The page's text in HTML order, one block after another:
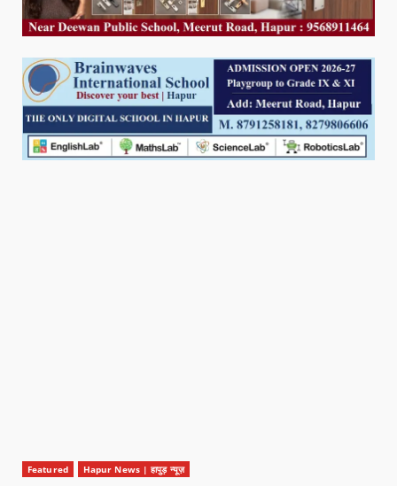
Featured Hapur News | हापुड़ न्यूज़